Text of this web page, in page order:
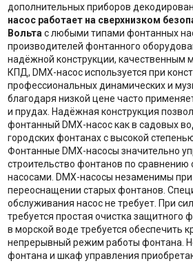
дополнительных приборов
насос работает на сверхнизком
Вольта с любыми типами фонтанных
производителей фонтанного
надёжной конструкции, качественным
КПД, DMX-насос используется при
профессиональных динамических и
благодаря низкой цене часто
и прудах. Надёжная конструкция
фонтанный DMX-насос как в садовых
городских фонтанах с высокой
Фонтанные DMX-насосы значительно
строительство фонтанов по
насосами. DMX-насосы незаменимы
переоснащении старых фонтанов.
обслуживания насос не требует. При
требуется простая очистка защитного
в морской воде требуется обеспечить
непрерывный режим работы фонтана.
фонтана и шкаф управления